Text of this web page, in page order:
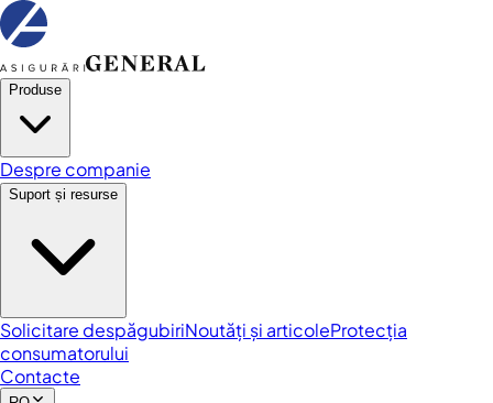
Produse
Despre companie
Suport și resurse
Solicitare despăgubiriNoutăți și articoleProtecția
consumatorului
Contacte